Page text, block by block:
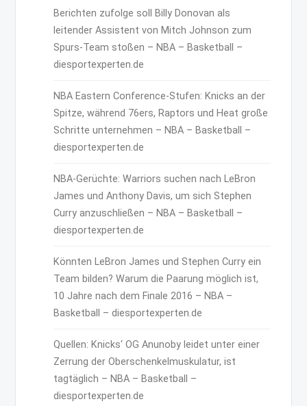
Berichten zufolge soll Billy Donovan als
leitender Assistent von Mitch Johnson zum
Spurs-Team stoßen – NBA – Basketball –
diesportexperten.de
NBA Eastern Conference-Stufen: Knicks an der
Spitze, während 76ers, Raptors und Heat große
Schritte unternehmen – NBA – Basketball –
diesportexperten.de
NBA-Gerüchte: Warriors suchen nach LeBron
James und Anthony Davis, um sich Stephen
Curry anzuschließen – NBA – Basketball –
diesportexperten.de
Könnten LeBron James und Stephen Curry ein
Team bilden? Warum die Paarung möglich ist,
10 Jahre nach dem Finale 2016 – NBA –
Basketball – diesportexperten.de
Quellen: Knicks‘ OG Anunoby leidet unter einer
Zerrung der Oberschenkelmuskulatur, ist
tagtäglich – NBA – Basketball –
diesportexperten.de